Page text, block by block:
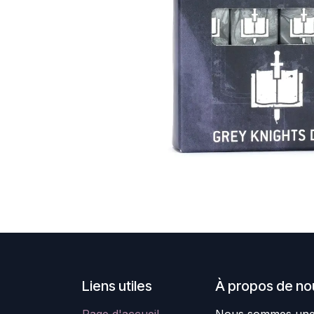
Liens utiles À propos de